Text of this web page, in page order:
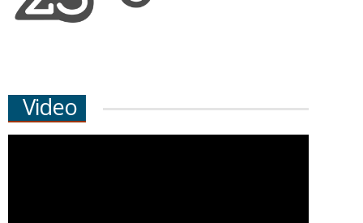
1 Μαρτίου , 2026
Video